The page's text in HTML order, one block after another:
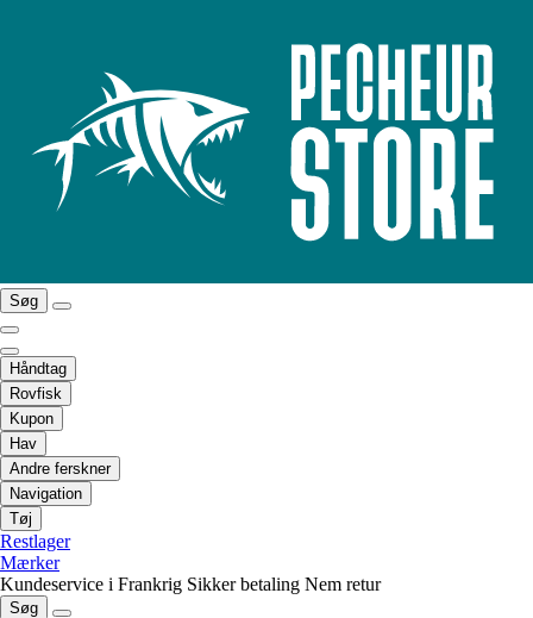
Søg
Håndtag
Rovfisk
Kupon
Hav
Andre ferskner
Navigation
Tøj
Restlager
Mærker
Kundeservice i Frankrig Sikker betaling Nem retur
Søg